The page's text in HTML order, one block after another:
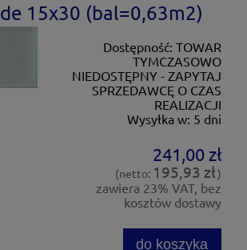
15x30 (bal=0,63m2)
Dostępność: TOWAR
TYMCZASOWO
NIEDOSTĘPNY - ZAPYTAJ
SPRZEDAWCĘ O CZAS
REALIZACJI
Wysyłka w: 5 dni
241,00 zł
(netto: 195,93 zł)
zawiera 23% VAT, bez
kosztów dostawy
do koszyka